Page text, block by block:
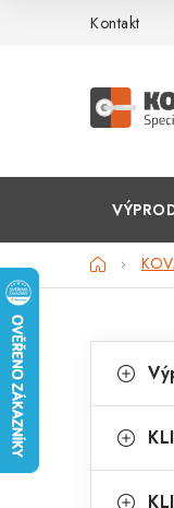
Kontakt
Domů
o
t
kategorie
a
e